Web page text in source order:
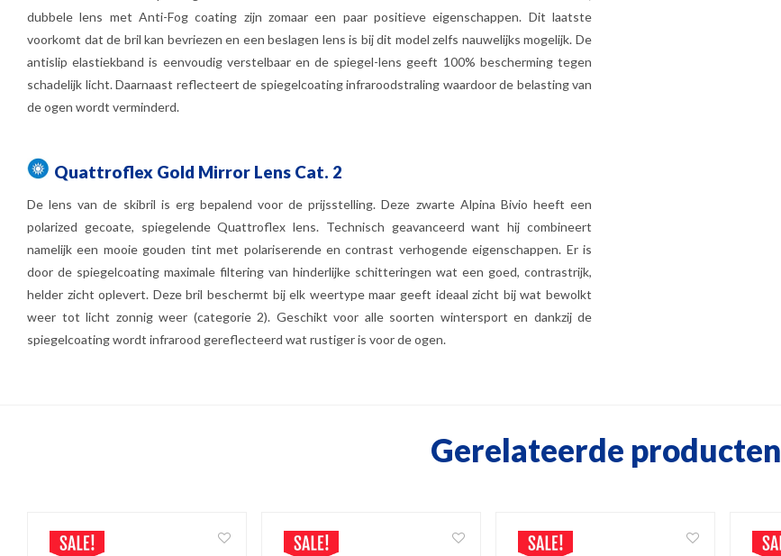
dubbele lens met Anti-Fog coating zijn zomaar een paar positieve eigenschappen. Dit laatste
voorkomt dat de bril kan bevriezen en een beslagen lens is bij dit model zelfs nauwelijks mogelijk. De
antislip elastiekband is eenvoudig verstelbaar en de spiegel-lens geeft 100% bescherming tegen
schadelijk licht. Daarnaast reflecteert de spiegelcoating infraroodstraling waardoor de belasting van
de ogen wordt verminderd.
Quattroflex Gold Mirror Lens Cat. 2
De lens van de skibril is erg bepalend voor de prijsstelling. Deze zwarte Alpina Bivio heeft een
polarized gecoate, spiegelende Quattroflex lens. Technisch geavanceerd want hij combineert
namelijk een mooie gouden tint met polariserende en contrast verhogende eigenschappen. Er is
door de spiegelcoating maximale filtering van hinderlijke schitteringen wat een goed, contrastrijk,
helder zicht oplevert. Deze bril beschermt bij elk weertype maar geeft ideaal zicht bij wat bewolkt
weer tot licht zonnig weer (categorie 2). Geschikt voor alle soorten wintersport en dankzij de
spiegelcoating wordt infrarood gereflecteerd wat rustiger is voor de ogen.
Gerelateerde producten